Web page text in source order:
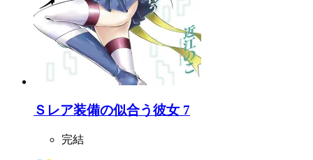
Ｓレア装備の似合う彼女 7
完結